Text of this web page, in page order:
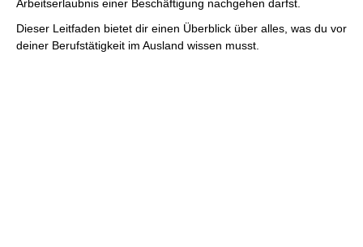
Arbeitserlaubnis einer Beschäftigung nachgehen darfst.
Dieser Leitfaden bietet dir einen Überblick über alles, was du vor
deiner Berufstätigkeit im Ausland wissen musst.